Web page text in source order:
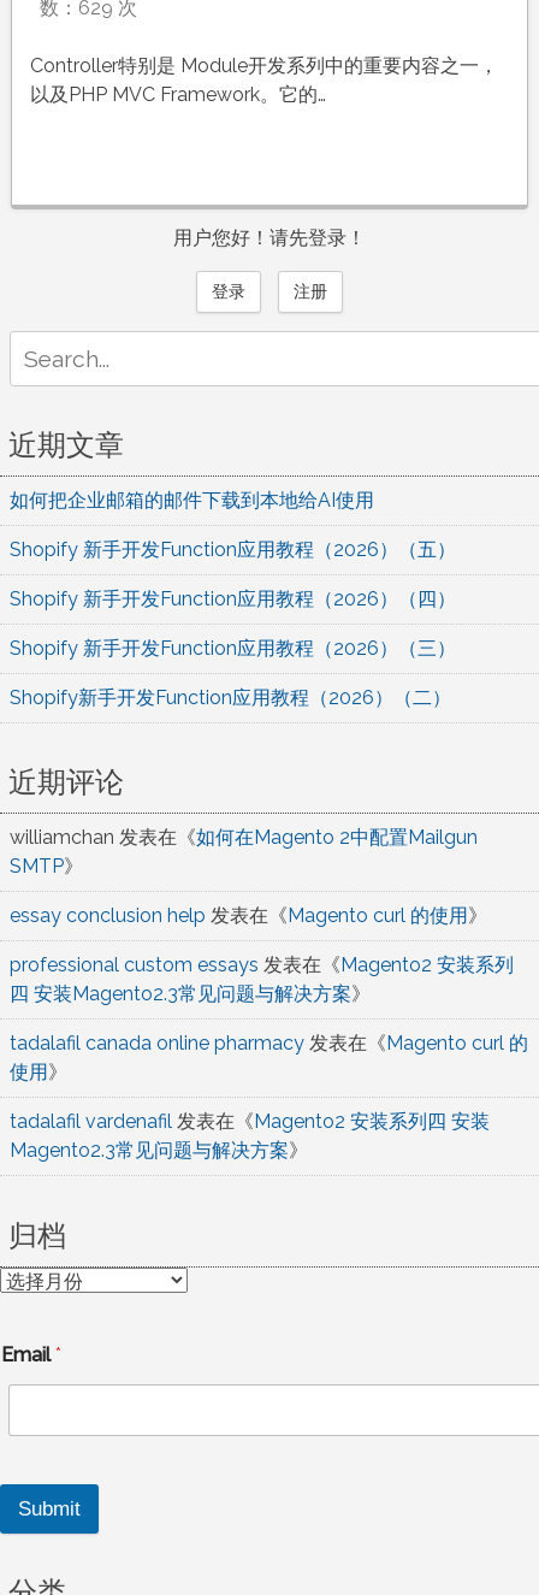
数：629 次
Controller特别是 Module开发系列中的重要内容之一，
以及PHP MVC Framework。它的…
用户您好！请先登录！
登录 注册
for:
近期文章
如何把企业邮箱的邮件下载到本地给AI使用
Shopify 新手开发Function应用教程（2026）（五）
Shopify 新手开发Function应用教程（2026）（四）
Shopify 新手开发Function应用教程（2026）（三）
Shopify新手开发Function应用教程（2026）（二）
近期评论
williamchan 发表在《如何在Magento 2中配置Mailgun
SMTP》
essay conclusion help 发表在《 Magento curl 的使用 》
professional custom essays 发表在《 Magento2 安装系列
四 安装Magento2.3常见问题与解决方案》
tadalafil canada online pharmacy 发表在《 Magento curl 的
使用 》
tadalafil vardenafil 发表在《 Magento2 安装系列四 安装
Magento2.3常见问题与解决方案》
归档
归
Email*
Submit